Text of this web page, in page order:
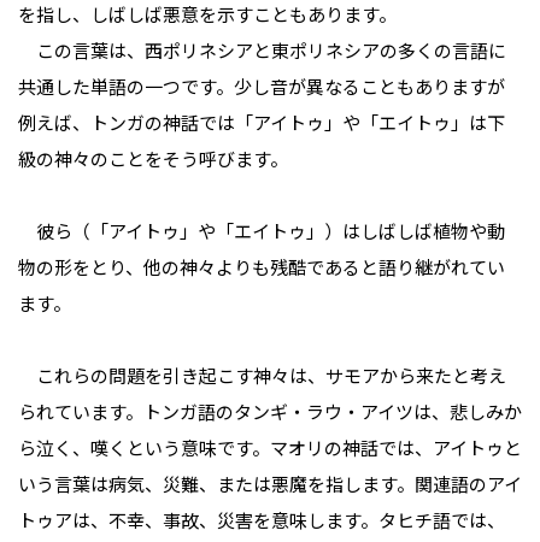
を指し、しばしば悪意を示すこともあります。
この言葉は、西ポリネシアと東ポリネシアの多くの言語に
共通した単語の一つです。少し音が異なることもありますが
例えば、トンガの神話では「アイトゥ」や「エイトゥ」は下
級の神々のことをそう呼びます。
彼ら（「アイトゥ」や「エイトゥ」）はしばしば植物や動
物の形をとり、他の神々よりも残酷であると語り継がれてい
ます。
これらの問題を引き起こす神々は、サモアから来たと考え
られています。トンガ語のタンギ・ラウ・アイツは、悲しみか
ら泣く、嘆くという意味です。マオリの神話では、アイトゥと
いう言葉は病気、災難、または悪魔を指します。関連語のアイ
トゥアは、不幸、事故、災害を意味します。タヒチ語では、